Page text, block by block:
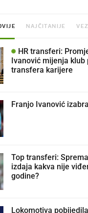
NAJČITANIJE
HR transferi:
Ivanović mijenja klub
transfera karijere
Franjo Ivanović
Top transferi:
izdaja kakva nije
godine?
Lokomotiva